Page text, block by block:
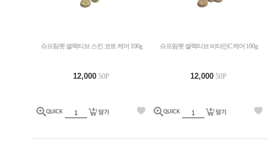
슈프림펫 셀렉티브 스킨 코트 케어 100g
12,000 50P
슈프림펫 셀렉티브 비타민C 케어 100g
12,000 50P